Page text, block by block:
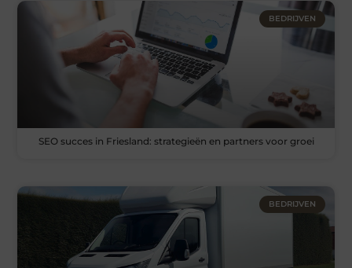
BEDRIJVEN
SEO succes in Friesland: strategieën en partners voor groei
BEDRIJVEN